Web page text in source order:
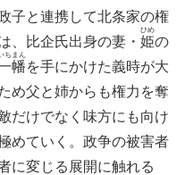
子と連携して北条家の権
、比企氏出身の妻・ 姫
ひめ
の
幡
ちまん
を手にかけた義時が大
め父と姉からも権力を奪
だけでなく味方にも向け
めていく。政争の被害者
に変じる展開に触れる